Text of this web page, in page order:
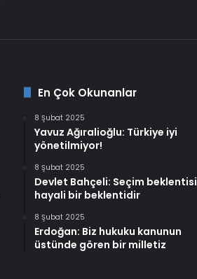
En Çok Okunanlar
8 Şubat 2025
Yavuz Ağıralioğlu: Türkiye iyi
yönetilmiyor!
8 Şubat 2025
Devlet Bahçeli: Seçim beklentisi
hayali bir beklentidir
8 Şubat 2025
Erdoğan: Biz hukuku kanunun
üstünde gören bir milletiz